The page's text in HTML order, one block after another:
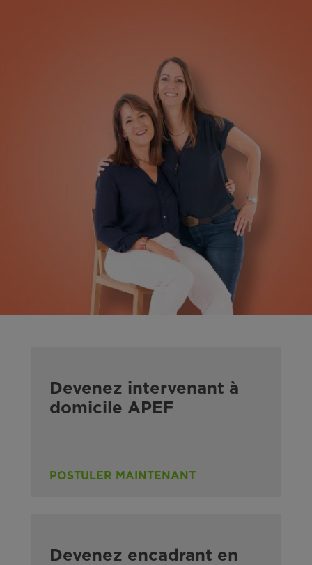
Devenez intervenant à
domicile APEF
POSTULER MAINTENANT
Devenez encadrant en